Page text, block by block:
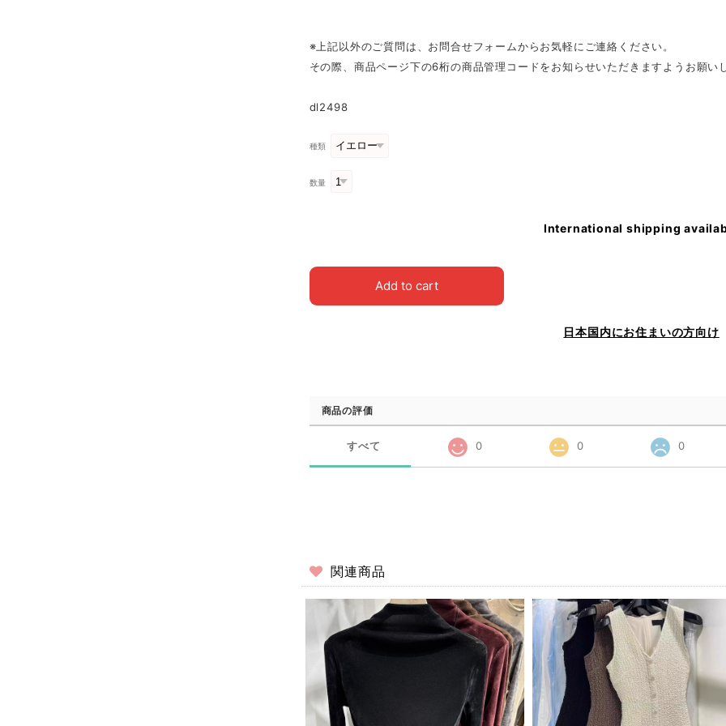
※上記以外のご質問は、お問合せフォームからお気軽にご連絡ください。
その際、商品ページ下の6桁の商品管理コードをお知らせいただきますようお願い
dl2498
種類
数量
International shipping
Add to cart
日本国内にお住まいの方向け
商品の評価
すべて 0 0 0
関連商品